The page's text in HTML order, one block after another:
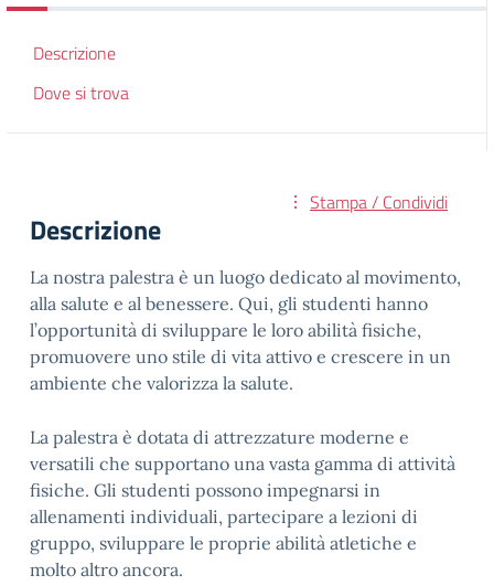
Descrizione
Dove si trova
Stampa / Condividi
Descrizione
La nostra palestra è un luogo dedicato al movimento,
alla salute e al benessere. Qui, gli studenti hanno
l’opportunità di sviluppare le loro abilità fisiche,
promuovere uno stile di vita attivo e crescere in un
ambiente che valorizza la salute.
La palestra è dotata di attrezzature moderne e
versatili che supportano una vasta gamma di attività
fisiche. Gli studenti possono impegnarsi in
allenamenti individuali, partecipare a lezioni di
gruppo, sviluppare le proprie abilità atletiche e
molto altro ancora.